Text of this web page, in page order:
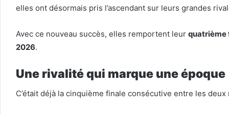
elles ont désormais pris l’ascendant sur leurs grandes
Avec ce nouveau succès, elles remportent leur quatrième
2026.
Une rivalité qui marque une époque
C’était déjà la cinquième finale consécutive entre les